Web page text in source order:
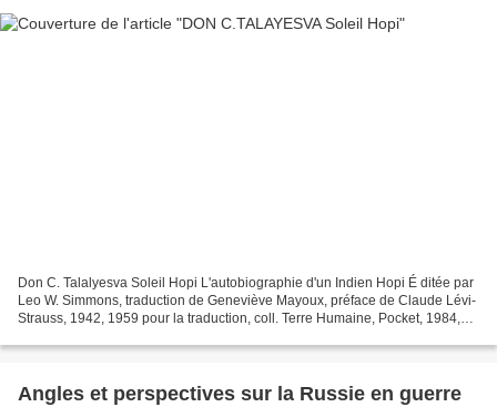
Don C. Talalyesva Soleil Hopi L'autobiographie d'un Indien Hopi É ditée par
Leo W. Simmons, traduction de Geneviève Mayoux, préface de Claude Lévi-
Strauss, 1942, 1959 pour la traduction, coll. Terre Humaine, Pocket, 1984,
Angles et perspectives sur la Russie en guerre